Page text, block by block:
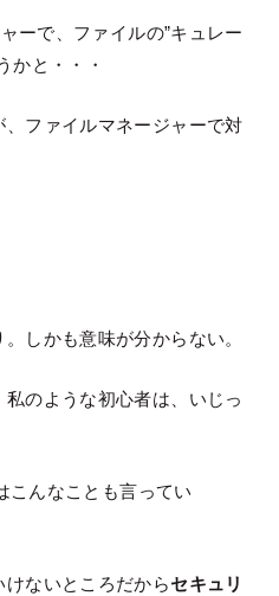
ーで、ファイルの”キュレー
かと・・・
ファイルマネージャーで対
しかも意味が分からない。
のような初心者は、いじっ
こんなことも言ってい
けないところだからセキュリ